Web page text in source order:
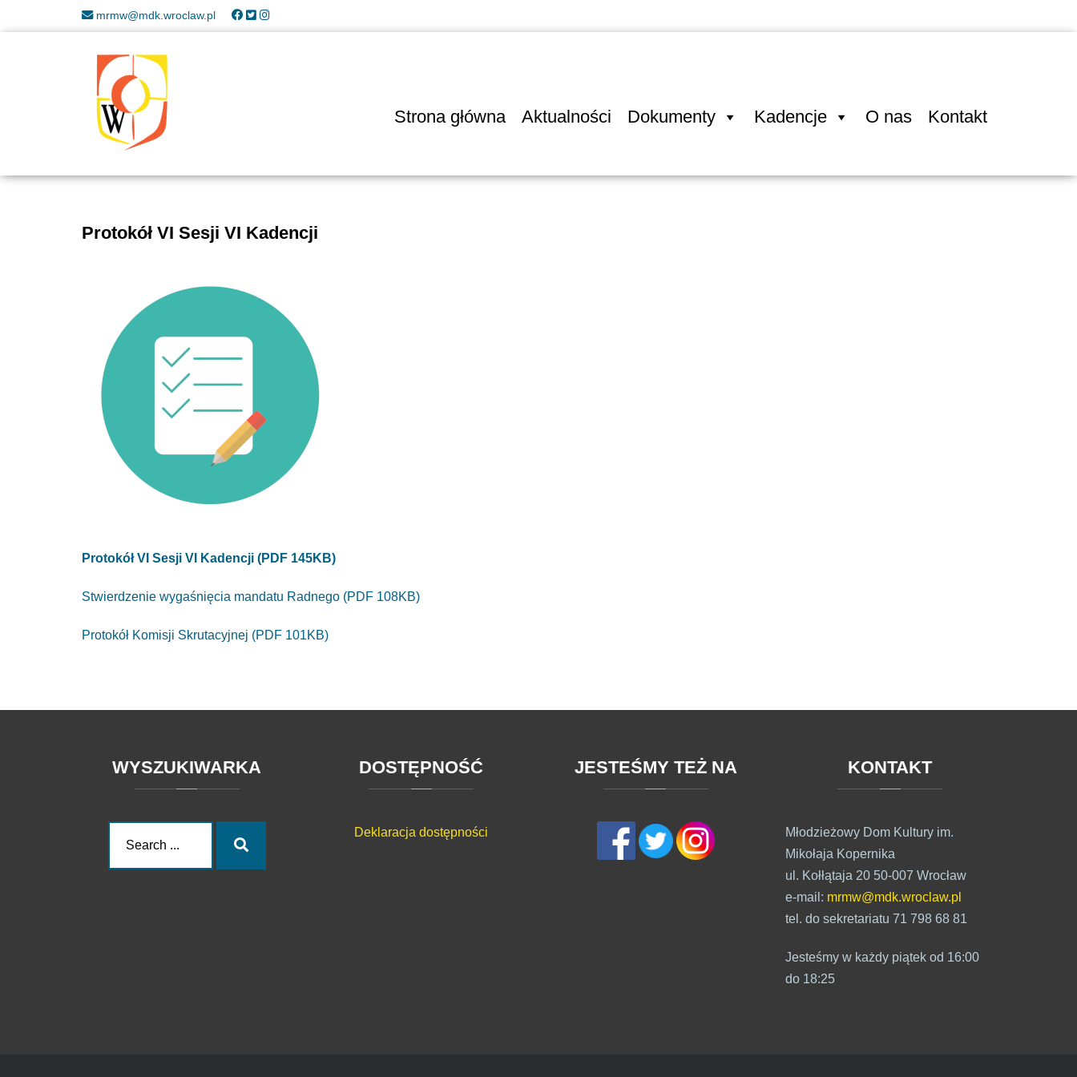
mrmw@mdk.wroclaw.pl
Strona główna Aktualności Dokumenty Kadencje O nas Kontakt
Protokół VI Sesji VI Kadencji
Protokół VI Sesji VI Kadencji (PDF 145KB)
Stwierdzenie wygaśnięcia mandatu Radnego (PDF 108KB)
Protokół Komisji Skrutacyjnej (PDF 101KB)
WYSZUKIWARKA
Search
DOSTĘPNOŚĆ
Deklaracja dostępności
JESTEŚMY TEŻ NA KONTAKT
Młodzieżowy Dom Kultury im.
Mikołaja Kopernika
ul. Kołłątaja 20 50-007 Wrocław
e-mail: mrmw@mdk.wroclaw.pl
tel. do sekretariatu 71 798 68 81
Jesteśmy w każdy piątek od 16:00
do 18:25